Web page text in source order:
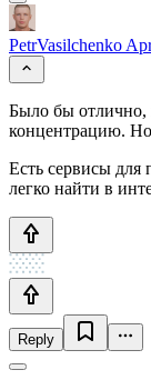
PetrVasilchenko
Было бы отлично,
концентрацию.
Есть сервисы для
легко найти в
Reply